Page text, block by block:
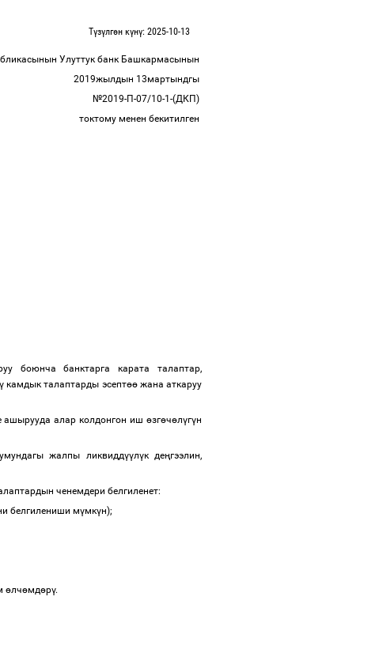
Түзүлгөн күнү: 2025-10-13
Улуттук банк Башкармасынын
2019жылдын 13мартындгы
№2019-П-07/10-1-(ДКП)
токтому менен бекитилген
боюнча банктарга карата талаптар,
камдык талаптарды эсептөөжана аткаруу
алар колдонгон иш өзгөчөлүгүн
жалпы ликвиддүүлүк деңгээлин,
ченемдери белгиленет:
белгилениши мүмкүн);
өлчөмдөрү.